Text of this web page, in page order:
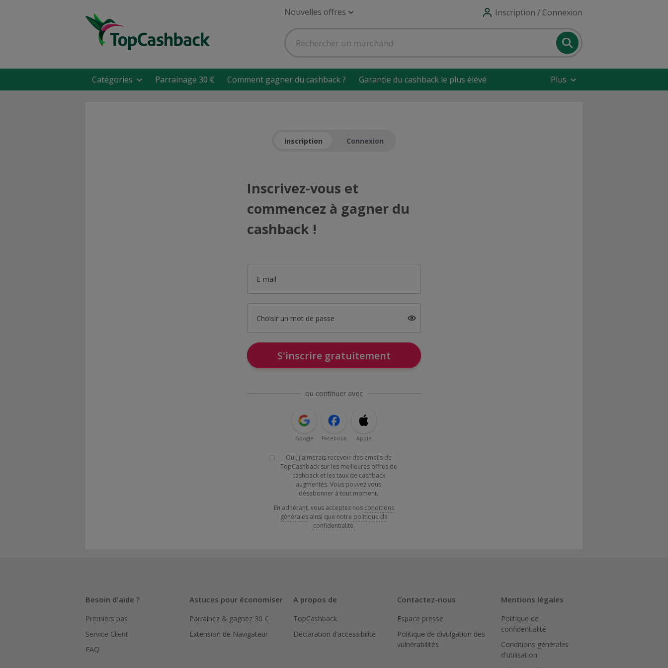
Nouvelles offres Inscription / Connexion
Catégories Parrainage 30 € Comment gagner du cashback ? Garantie du cashback le plus élévé Plus
Inscription Connexion
Inscrivez-vous et
commencez à gagner du
cashback !
E-mail
Choisir un mot de passe
S'inscrire gratuitement
ou continuer avec
Google Facebook Apple
Oui, j'aimerais recevoir des emails de
TopCashback sur les meilleures offres de
cashback et les taux de cashback
augmentés. Vous pouvez vous
désabonner à tout moment.
En adhérant, vous acceptez nos conditions
générales ainsi que notre politique de
confidentialité.
Besoin d'aide ?
Premiers pas
Service Client
FAQ
Astuces pour économiser
Parrainez & gagnez 30 €
Extension de Navigateur
A propos de
TopCashback
Déclaration d’accessibilité
Contactez-nous
Espace presse
Politique de divulgation des
vulnérabilités
Mentions légales
Politique de
confidentialité
Conditions générales
d'utilisation